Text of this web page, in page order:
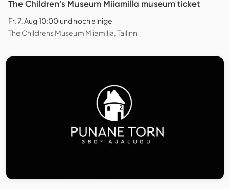
The Children’s Museum Miiamilla museum ticket
Fr. 7. Aug 10:00 und noch einige
The Childrens Museum Miiamilla, Tallinn